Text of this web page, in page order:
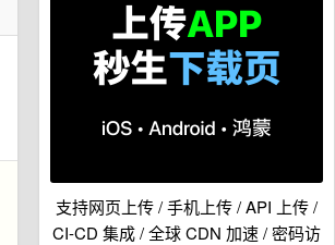
支持网页上传 / 手机上传 / API 上传 /
CI-CD 集成 / 全球 CDN 加速 / 密码访